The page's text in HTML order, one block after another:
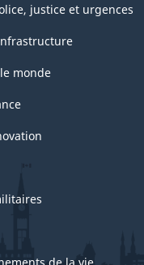
justice et urgences
monde